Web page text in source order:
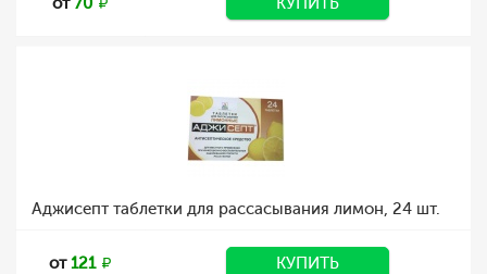
Аджисепт таблетки для рассасывания лимон, 24 шт.
от121 КУПИТЬ